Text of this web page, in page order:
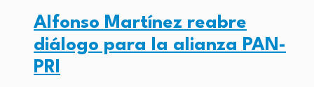
Alfonso Martínez reabre
diálogo para la alianza PAN-
PRI